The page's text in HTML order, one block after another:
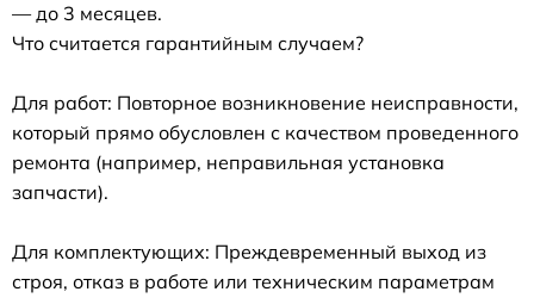
— до 3 месяцев.
Что считается гарантийным случаем?
Для работ: Повторное возникновение неисправности,
который прямо обусловлен с качеством проведенного
ремонта (например, неправильная установка
запчасти).
Для комплектующих: Преждевременный выход из
строя, отказ в работе или техническим параметрам